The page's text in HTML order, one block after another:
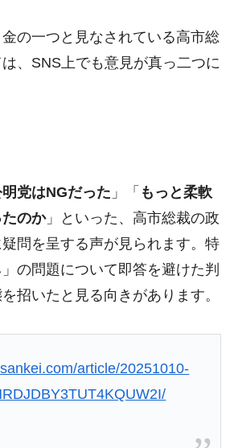
の一つと見なされている高市総
、SNS上でも意見が真っ二つに
党はNGだった 」「 もっと柔軟
のか」といった、高市総裁の政
問を呈する声が見られます。特
の問題について即答を避けた判
招いたと見る向きがあります。
article/20251010-